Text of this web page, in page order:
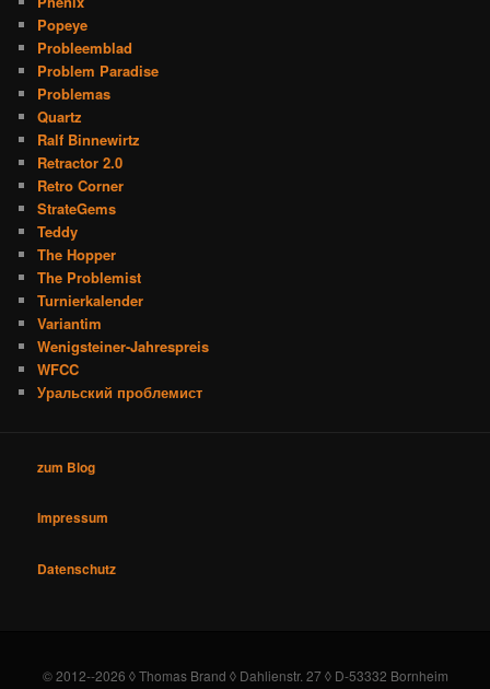
Popeye
Probleemblad
Problem Paradise
Problemas
Quartz
Ralf Binnewirtz
Retractor 2.0
Retro Corner
StrateGems
Teddy
The Hopper
The Problemist
Turnierkalender
Variantim
Wenigsteiner-Jahrespreis
WFCC
Уральский проблемист
zum Blog
Impressum
Datenschutz
© 2012--2026 ◊ Thomas Brand ◊ Dahlienstr. 27 ◊ D-53332 Bornheim